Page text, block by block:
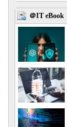
＠IT eBook